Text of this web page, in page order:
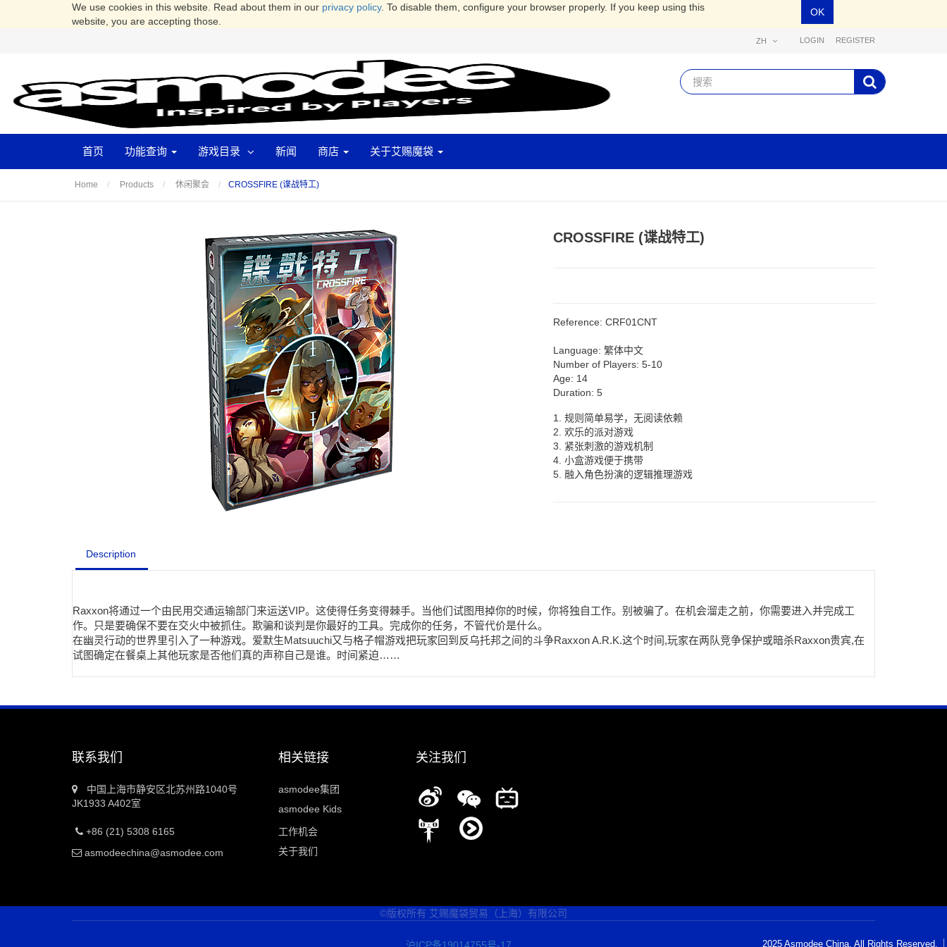
We use cookies in this website. Read about them in our privacy policy. To disable them, configure your browser properly. If you keep using this
website, you are accepting those.
OK
ZH LOGIN REGISTER
首页 功能查询 游戏目录 新闻 商店 关于艾赐魔袋
Home Products 休闲聚会 CROSSFIRE (谍战特工)
CROSSFIRE (谍战特工)
Reference: CRF01CNT
Language: 繁体中文
Number of Players: 5-10
Age: 14
Duration: 5
1. 规则简单易学，无阅读依赖
2. 欢乐的派对游戏
3. 紧张刺激的游戏机制
4. 小盒游戏便于携带
5. 融入角色扮演的逻辑推理游戏
Description
Raxxon将通过一个由民用交通运输部门来运送VIP。这使得任务变得棘手。当他们试图甩掉你的时候，你将独自工作。别被骗了。在机会溜走之前，你需要进入并完成工
作。只是要确保不要在交火中被抓住。欺骗和谈判是你最好的工具。完成你的任务，不管代价是什么。
在幽灵行动的世界里引入了一种游戏。爱默生Matsuuchi又与格子帽游戏把玩家回到反乌托邦之间的斗争Raxxon A.R.K.这个时间,玩家在两队竞争保护或暗杀Raxxon贵宾,在
试图确定在餐桌上其他玩家是否他们真的声称自己是谁。时间紧迫……
联系我们
中国上海市静安区北苏州路1040号
JK1933 A402室
+86 (21) 5308 6165
asmodeechina@asmodee.com
相关链接
asmodee集团
asmodee Kids
工作机会
关于我们
关注我们
说明一下你提供的
©版权所有 艾赐魔袋贸易（上海）有限公司
2025 Asmodee China. All Rights Reserved.